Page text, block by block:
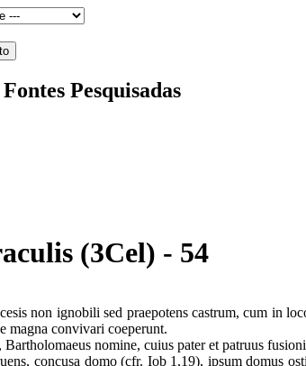
Pesquisadas
(3Cel) - 54
non ignobili sed praepotens castrum, cum in
magna convivari coeperunt.
nomine, cuius pater et patruus
concusa domo (cfr. Iob 1,19), ipsum domus